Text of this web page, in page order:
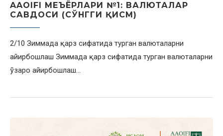
AAOIFI МЕЪЁРЛАРИ №1: ВАЛЮТАЛАР
САВДОСИ (СЎНГГИ ҚИСМ)
2/10 Зиммада қарз сифатида турган валюталарни
айирбошлаш Зиммада қарз сифатида турган валюталарни
ўзаро айирбошлаш…